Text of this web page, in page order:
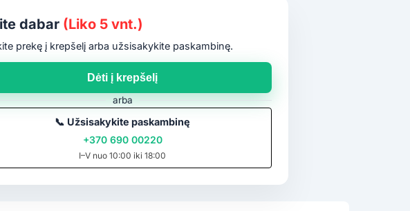
dabar (Liko 5 vnt.)
prekę į krepšelį arba užsisakykite paskambinę.
Dėti į krepšelį
arba
📞 Užsisakykite paskambinę
+370 690 00220
I–V nuo 10:00 iki 18:00